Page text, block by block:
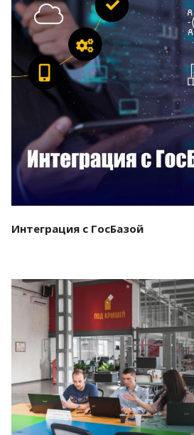
Смотреть проект
Интеграция с ГосБазой
Смотреть проект